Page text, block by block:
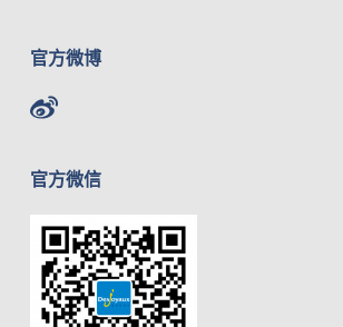
官方微博
官方微信